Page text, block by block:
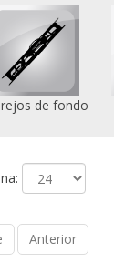
de fondo
Anterior